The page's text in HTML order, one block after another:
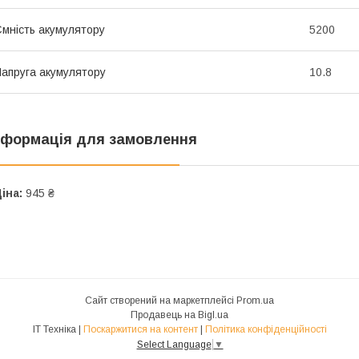
акумулятору 5200
акумулятору 10.8
для замовлення
945 ₴
Сайт створений на маркетплейсі Prom.ua
Продавець на Bigl.ua
IT Техніка | Поскаржитися на контент | Політика конфіденційності
Select Language ▼